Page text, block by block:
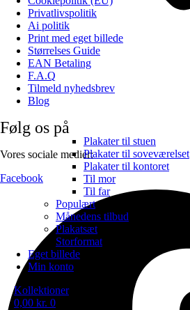
Plakater til stuen
Plakater til soveværelset
Plakater til kontoret
Til mor
Til far
Populært
Månedens tilbud
Plakatsæt
Storformat
Eget billede
Min konto
Kollektioner
0,00 kr. 0
Privatlivspolitik
Ai politik
Print med eget billede
Størrelses Guide
EAN Betaling
F.A.Q
Tilmeld nyhedsbrev
Blog
Følg os på
Vores sociale medier:
Facebook